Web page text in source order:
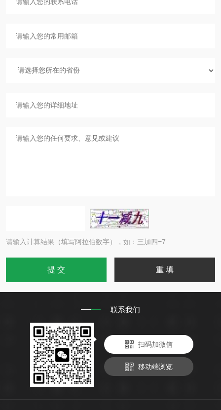
请输入计算结果（填写阿拉伯数字），如：三加四=7
联系我们
扫码加微信
移动端浏览